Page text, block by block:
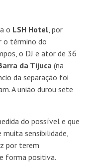
o LSH Hotel, por
o término do
o DJ e ator de 36
da Tijuca (na
da separação foi
A união durou sete
do possível e que
sensibilidade,
por terem
forma positiva.